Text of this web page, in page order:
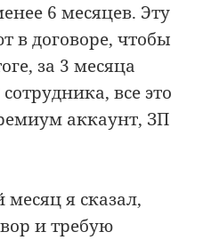
6 месяцев. Эту
в договоре, чтобы
за 3 месяца
все это
аккаунт, ЗП
месяц я сказал,
и требую